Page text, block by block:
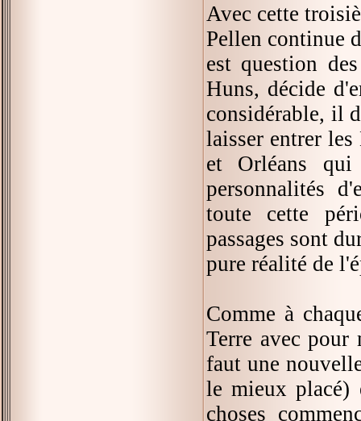
Avec cette
Pellen continue
est question
Huns, décide
considérable, il
laisser entrer les
et Orléans qui
personnalités
toute cette
passages sont
pure réalité de
Comme à
Terre avec
faut une
le mieux
choses